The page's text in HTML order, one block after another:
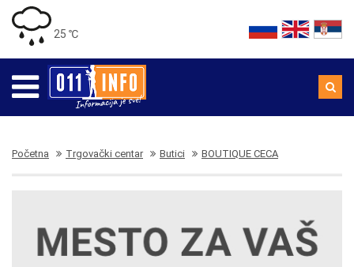
25 ℃
Početna Trgovački centar Butici BOUTIQUE CECA